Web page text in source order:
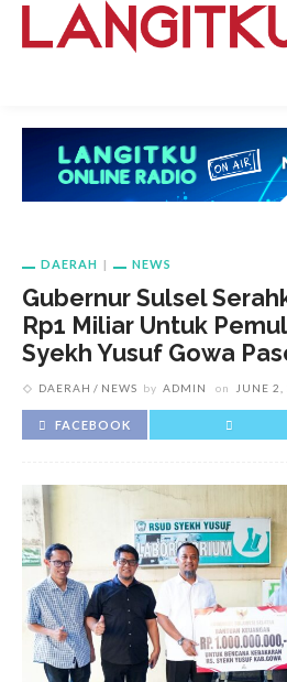
DAERAH NEWS
Gubernur Sulsel
Rp1 Miliar Untuk
Syekh Yusuf Gowa
DAERAH NEWS by ADMIN on JUNE 2,
FACEBOOK